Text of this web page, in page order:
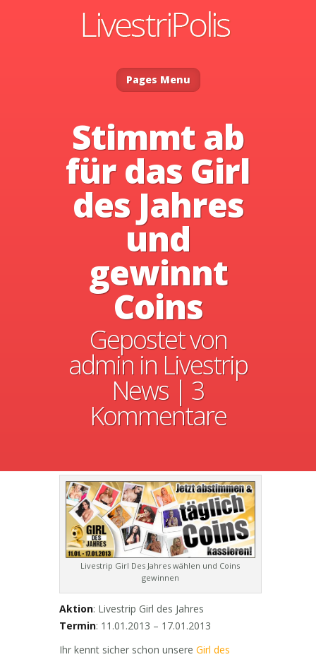
Pages Menu
Stimmt ab
für das Girl
des Jahres
und
gewinnt
Coins
Gepostet von
admin in Livestrip
News| 3
Kommentare
Livestrip Girl Des Jahres wählen und Coins
gewinnen
Aktion: Livestrip Girl des Jahres
Termin: 11.01.2013 – 17.01.2013
Ihr kennt sicher schon unsere Girl des